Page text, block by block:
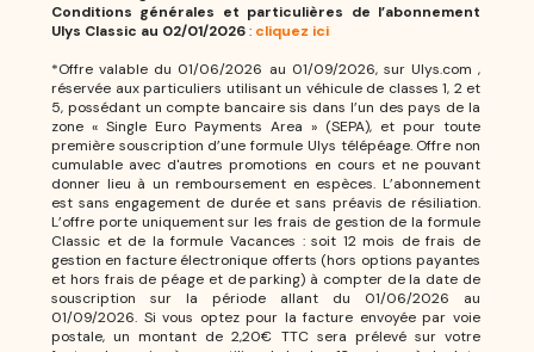
Conditions générales et particulières de l’abonnement
Ulys Classic au 02/01/2026: cliquez ici
*Offre valable du 01/06/2026 au 01/09/2026, sur Ulys.com ,
réservée aux particuliers utilisant un véhicule de classes 1, 2 et
5, possédant un compte bancaire sis dans l’un des pays de la
zone « Single Euro Payments Area » (SEPA), et pour toute
première souscription d’une formule Ulys télépéage. Offre non
cumulable avec d'autres promotions en cours et ne pouvant
donner lieu à un remboursement en espèces. L’abonnement
est sans engagement de durée et sans préavis de résiliation.
L’offre porte uniquement sur les frais de gestion de la formule
Classic et de la formule Vacances : soit 12 mois de frais de
gestion en facture électronique offerts (hors options payantes
et hors frais de péage et de parking) à compter de la date de
souscription sur la période allant du 01/06/2026 au
01/09/2026. Si vous optez pour la facture envoyée par voie
postale, un montant de 2,20€ TTC sera prélevé sur votre